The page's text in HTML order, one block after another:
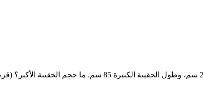
هناك حقيبتان على شكل منشورين مستطيلين متشابهين. طول الحقيبة الصغيرة 68 سم وعرضها 47 سم